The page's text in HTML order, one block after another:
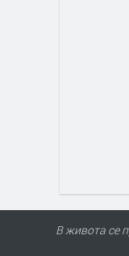
В живота се